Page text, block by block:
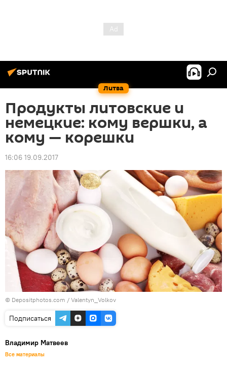
Литва
Продукты литовские и
немецкие: кому вершки, а
кому — корешки
16:06 19.09.2017
© Depositphotos.com / Valentyn_Volkov
Подписаться
Владимир Матвеев
Все материалы